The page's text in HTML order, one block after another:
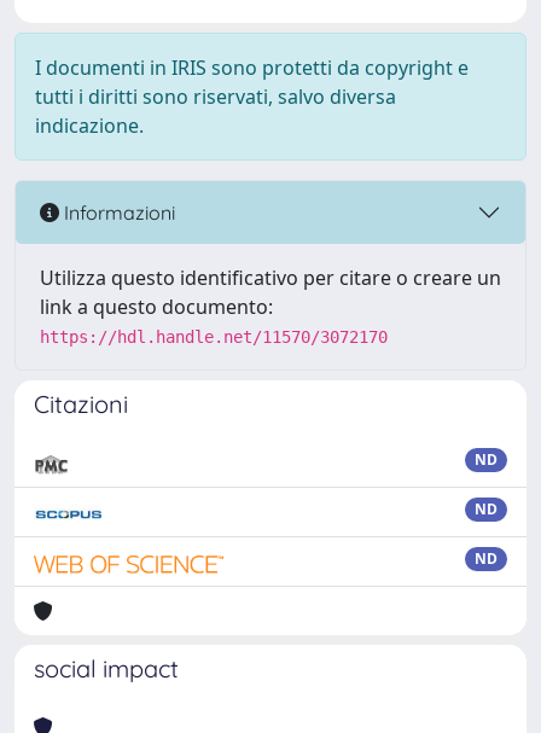
I documenti in IRIS sono protetti da copyright e
tutti i diritti sono riservati, salvo diversa
indicazione.
Informazioni
Utilizza questo identificativo per citare o creare un
link a questo documento:
https://hdl.handle.net/11570/3072170
Citazioni
ND
ND
ND
social impact